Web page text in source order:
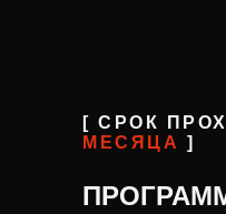
[ СРОК
МЕСЯЦА ]